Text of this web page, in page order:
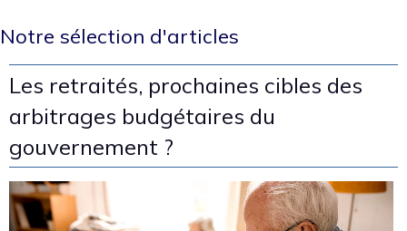
Notre sélection d'articles
Les retraités, prochaines cibles des
arbitrages budgétaires du
gouvernement ?